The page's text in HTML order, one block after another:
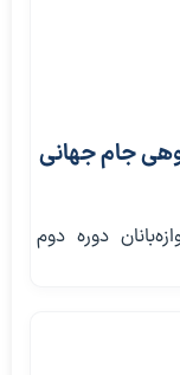
جام جهانی
دوره دوم